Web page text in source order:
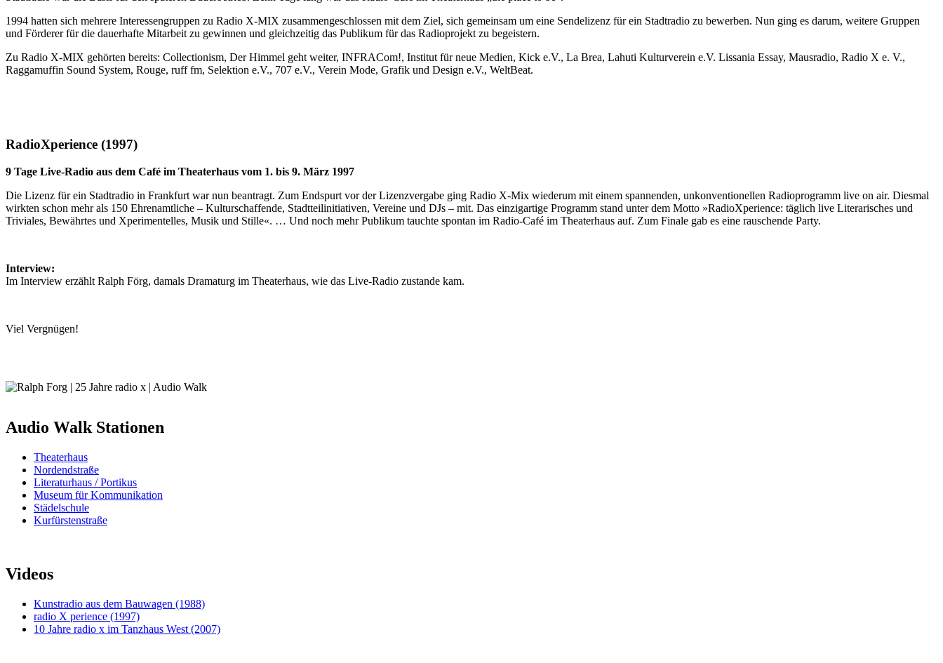
1994 hatten sich mehrere Interessengruppen zu Radio X-MIX zusammengeschlossen mit dem Ziel, sich gemeinsam um eine Sendelizenz für ein Stadtradio zu bewerben. Nun ging es darum, weitere Gruppen
und Förderer für die dauerhafte Mitarbeit zu gewinnen und gleichzeitig das Publikum für das Radioprojekt zu begeistern.
Zu Radio X-MIX gehörten bereits: Collectionism, Der Himmel geht weiter, INFRACom!, Institut für neue Medien, Kick e.V., La Brea, Lahuti Kulturverein e.V. Lissania Essay, Mausradio, Radio X e. V.,
Raggamuffin Sound System, Rouge, ruff fm, Selektion e.V., 707 e.V., Verein Mode, Grafik und Design e.V., WeltBeat.
RadioXperience (1997)
9 Tage Live-Radio aus dem Café im Theaterhaus vom 1. bis 9. März 1997
Die Lizenz für ein Stadtradio in Frankfurt war nun beantragt. Zum Endspurt vor der Lizenzvergabe ging Radio X-Mix wiederum mit einem spannenden, unkonventionellen Radioprogramm live on air. Diesmal
wirkten schon mehr als 150 Ehrenamtliche – Kulturschaffende, Stadtteilinitiativen, Vereine und DJs – mit. Das einzigartige Programm stand unter dem Motto »RadioXperience: täglich live Literarisches und
Triviales, Bewährtes und Xperimentelles, Musik und Stille«. … Und noch mehr Publikum tauchte spontan im Radio-Café im Theaterhaus auf. Zum Finale gab es eine rauschende Party.
Interview:
Im Interview erzählt Ralph Förg, damals Dramaturg im Theaterhaus, wie das Live-Radio zustande kam.
Viel Vergnügen!
Audio Walk Stationen
Theaterhaus
Nordendstraße
Literaturhaus / Portikus
Museum für Kommunikation
Städelschule
Kurfürstenstraße
Videos
Kunstradio aus dem Bauwagen (1988)
radio X perience (1997)
10 Jahre radio x im Tanzhaus West (2007)